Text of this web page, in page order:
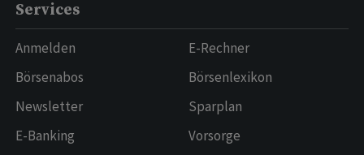
Services
Anmelden
Börsenabos
Newsletter
E-Banking
E-Rechner
Börsenlexikon
Sparplan
Vorsorge